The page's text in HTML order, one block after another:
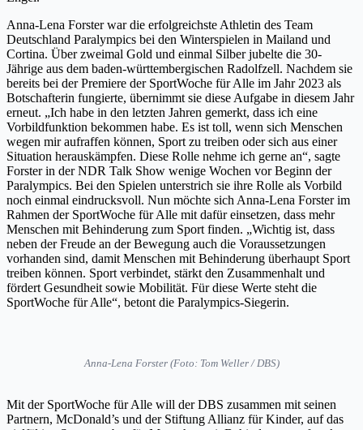
Anna-Lena Forster war die erfolgreichste Athletin des Team
Deutschland Paralympics bei den Winterspielen in Mailand und
Cortina. Über zweimal Gold und einmal Silber jubelte die 30-
Jährige aus dem baden-württembergischen Radolfzell. Nachdem sie
bereits bei der Premiere der SportWoche für Alle im Jahr 2023 als
Botschafterin fungierte, übernimmt sie diese Aufgabe in diesem Jahr
erneut. „Ich habe in den letzten Jahren gemerkt, dass ich eine
Vorbildfunktion bekommen habe. Es ist toll, wenn sich Menschen
wegen mir aufraffen können, Sport zu treiben oder sich aus einer
Situation herauskämpfen. Diese Rolle nehme ich gerne an“, sagte
Forster in der NDR Talk Show wenige Wochen vor Beginn der
Paralympics. Bei den Spielen unterstrich sie ihre Rolle als Vorbild
noch einmal eindrucksvoll. Nun möchte sich Anna-Lena Forster im
Rahmen der SportWoche für Alle mit dafür einsetzen, dass mehr
Menschen mit Behinderung zum Sport finden. „Wichtig ist, dass
neben der Freude an der Bewegung auch die Voraussetzungen
vorhanden sind, damit Menschen mit Behinderung überhaupt Sport
treiben können. Sport verbindet, stärkt den Zusammenhalt und
fördert Gesundheit sowie Mobilität. Für diese Werte steht die
SportWoche für Alle“, betont die Paralympics-Siegerin.
Anna-Lena Forster (Foto: Tom Weller / DBS)
Mit der SportWoche für Alle will der DBS zusammen mit seinen
Partnern, McDonald’s und der Stiftung Allianz für Kinder, auf das